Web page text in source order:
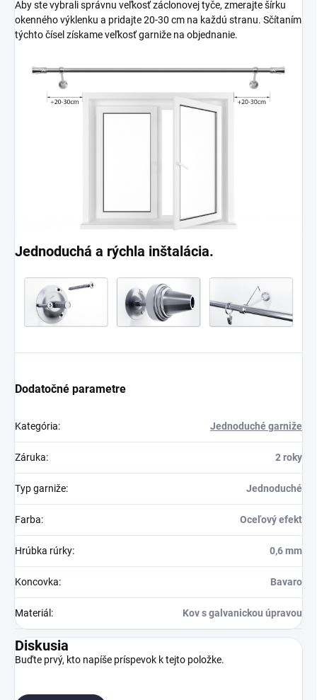
Aby ste vybrali správnu veľkosť záclonovej tyče, zmerajte šírku
okenného výklenku a pridajte 20-30 cm na každú stranu. Sčítaním
týchto čísel získame veľkosť garniže na objednanie.
Jednoduchá a rýchla inštalácia.
Dodatočné parametre
Kategória: Jednoduché garniže
Záruka: 2 roky
Typ garniže: Jednoduché
Farba: Oceľový efekt
Hrúbka rúrky: 0,6 mm
Koncovka: Bavaro
Materiál : Kov s galvanickou úpravou
Diskusia
Buďte prvý, kto napíše príspevok k tejto položke.